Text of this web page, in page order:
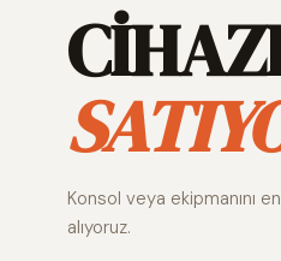
Konsol veya ekipmanını
alıyoruz.